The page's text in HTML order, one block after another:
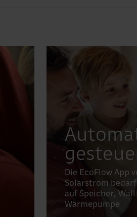
Die EcoFlow App
Solarstrom
auf Speicher,
Wärmepumpe